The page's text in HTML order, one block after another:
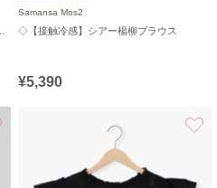
Samansa Mos2
◇【接触冷感】シアー楊柳ブラウス
¥5,390